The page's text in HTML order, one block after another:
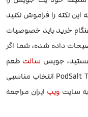
این نکته را فراموش نکنید
خرید باید خصوصیات
داده شده، شما اگر
جویس سالت طعم
پادسالت تمشک و یخ PodSalt Tripple Raspberry ice انتخاب مناسبی
سایت ویپ ایران مراجعه